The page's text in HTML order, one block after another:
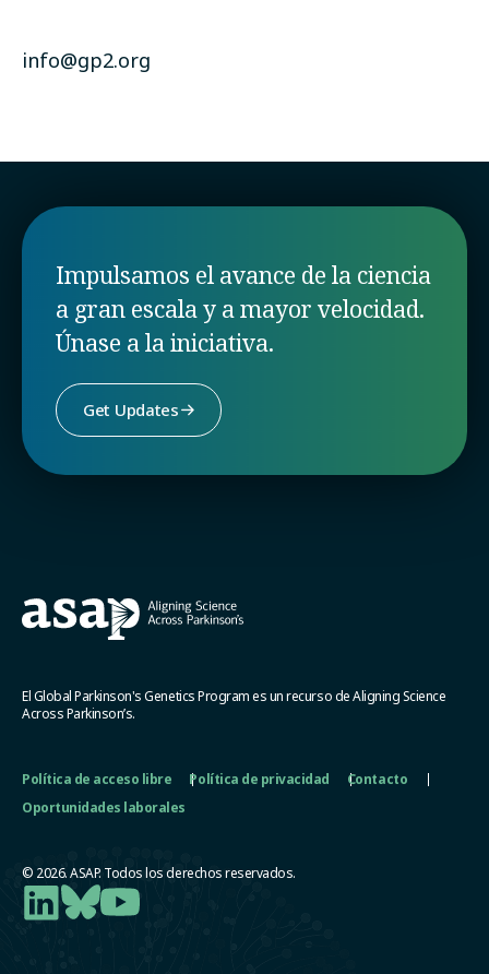
info@gp2.org
Impulsamos el avance de la ciencia
a gran escala y a mayor velocidad.
Únase a la iniciativa.
Get Updates
El Global Parkinson's Genetics Program es un recurso de Aligning Science
Across Parkinson’s.
Política de acceso libre Política de privacidad
Contacto
Oportunidades laborales
© 2026. ASAP. Todos los derechos reservados.